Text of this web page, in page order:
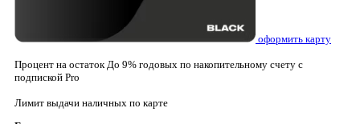
оформить карту
Процент на остаток До 9% годовых по накопительному счету с
подпиской Pro
Лимит выдачи наличных по карте